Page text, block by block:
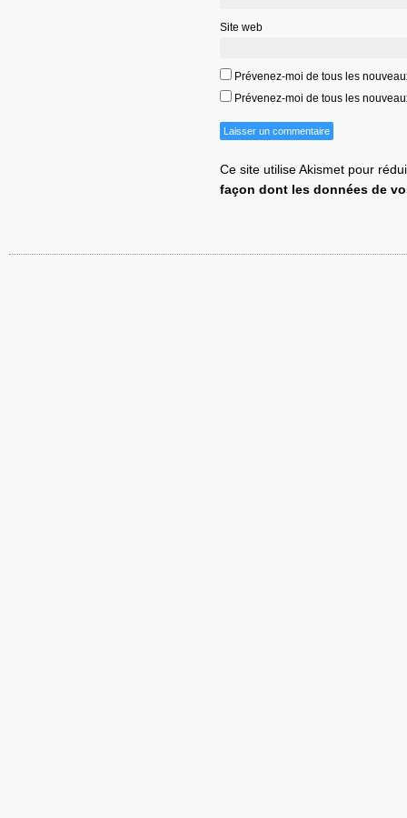
Site web
Prévenez-moi de tous les
Prévenez-moi de tous les
Ce site utilise Akismet pour
façon dont les données de